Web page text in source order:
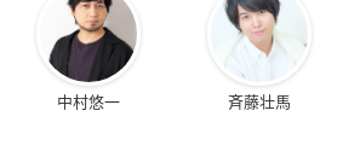
中村悠一 斉藤壮馬